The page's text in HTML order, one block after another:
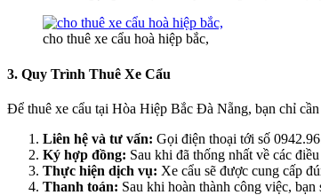
cho thuê xe cẩu hoà hiệp bắc,
3. Quy Trình Thuê Xe Cẩu
Để thuê xe cẩu tại Hòa Hiệp Bắc Đà Nẵng, bạn chỉ
Liên hệ và tư vấn: Gọi điện thoại tới số
Ký hợp đồng: Sau khi đã thống nhất về các
Thực hiện dịch vụ: Xe cẩu sẽ được cung cấp
Thanh toán: Sau khi hoàn thành công việc,